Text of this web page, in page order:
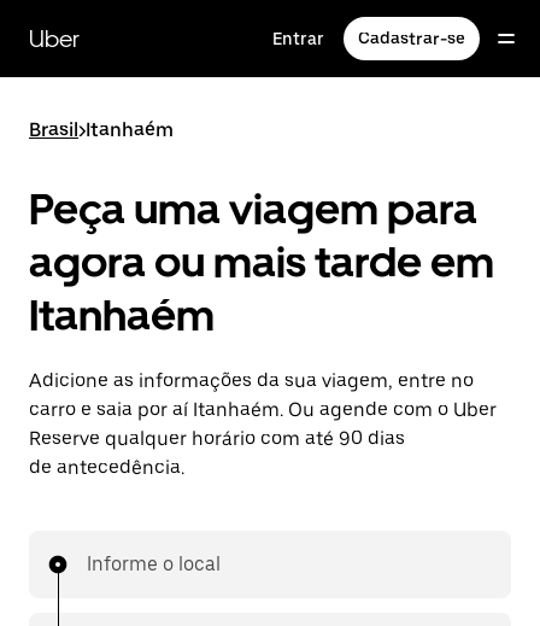
para
conteúdo
Uber Entrar Cadastrar-se
Brasil>Itanhaém
Peça uma viagem para
agora ou mais tarde em
Itanhaém
Adicione as informações da sua viagem, entre no
carro e saia por aí Itanhaém. Ou agende com o Uber
Reserve qualquer horário com até 90 dias
de antecedência.
Informe o local